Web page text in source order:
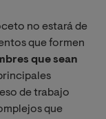
no estará de
que formen
que sean
de trabajo
que